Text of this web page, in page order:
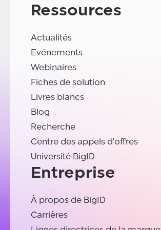
Ressources
Actualités
Evénements
Webinaires
Fiches de solution
Livres blancs
Blog
Recherche
Centre des appels d'offres
Université BigID
Entreprise
À propos de BigID
Carrières